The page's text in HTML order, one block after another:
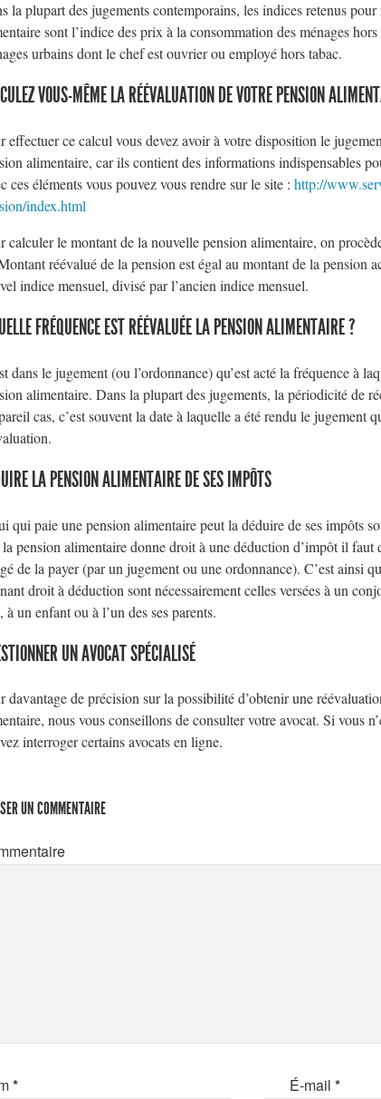
la plupart des jugements contemporains, les indices retenus
sont l’indice des prix à la consommation des ménages
urbains dont le chef est ouvrier ou employé hors tabac.
VOUS-MÊME LA RÉÉVALUATION DE VOTRE PENSION
effectuer ce calcul vous devez avoir à votre disposition le
alimentaire, car ils contient des informations indispensables
ces éléments vous pouvez vous rendre sur le site :http://
index.html
calculer le montant de la nouvelle pension alimentaire, on
réévalué de la pension est égal au montant de la pension
indice mensuel, divisé par l’ancien indice mensuel.
FRÉQUENCE EST RÉÉVALUÉE LA PENSION ALIMENTAIRE ?
dans le jugement (ou l’ordonnance) qu’est acté la fréquence à
alimentaire. Dans la plupart des jugements, la périodicité de
cas, c’est souvent la date à laquelle a été rendu le jugement
LA PENSION ALIMENTAIRE DE SES IMPÔTS
qui paie une pension alimentaire peut la déduire de ses impôts
pension alimentaire donne droit à une déduction d’impôt il faut
de la payer (par un jugement ou une ordonnance). C’est ainsi
droit à déduction sont nécessairement celles versées à un
à un enfant ou à l’un des ses parents.
UN AVOCAT SPÉCIALISÉ
davantage de précision sur la possibilité d’obtenir une
nous vous conseillons de consulter votre avocat. Si vous
interroger certains avocats en ligne.
UN COMMENTAIRE
* É-mail*